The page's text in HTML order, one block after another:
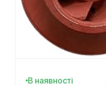
В наявності